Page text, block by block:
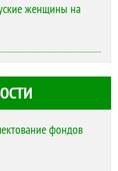
женщины на
фондов